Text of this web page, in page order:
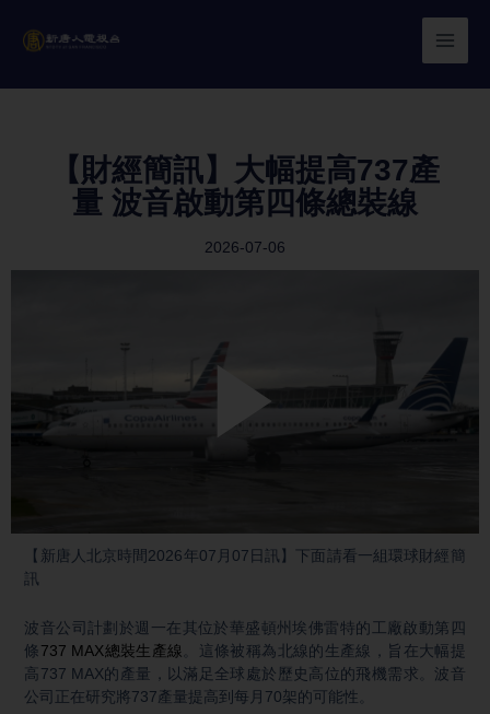
【財經簡訊】大幅提高737產
量 波音啟動第四條總裝線
2026-07-06
【新唐人北京時間2026年07月07日訊】下面請看一組環球財經簡
訊
波音公司計劃於週一在其位於華盛頓州埃佛雷特的工廠啟動第四
條737 MAX總裝生產線
。這條被稱為北線的生產線，旨在大幅提
高737 MAX的產量，以滿足全球處於歷史高位的飛機需求。波音
公司正在研究將737產量提高到每月70架的可能性。